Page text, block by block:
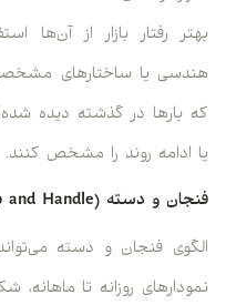
بهتر رفتار بازار از آن‌ها
هندسی یا ساختارهای
که بارها در گذشته دیده
یا ادامه روند را مشخص کنند.
فنجان و دسته (Cup and Handle)
الگوی فنجان و دسته
نمودارهای روزانه تا